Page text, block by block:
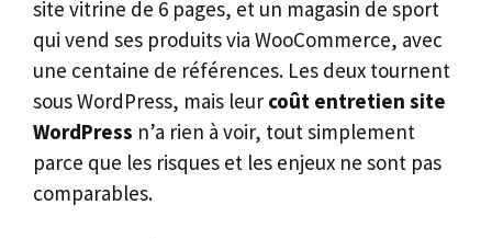
site vitrine de 6 pages, et un magasin de sport
qui vend ses produits via WooCommerce, avec
une centaine de références. Les deux tournent
sous WordPress, mais leur coût entretien site
WordPress n’a rien à voir, tout simplement
parce que les risques et les enjeux ne sont pas
comparables.